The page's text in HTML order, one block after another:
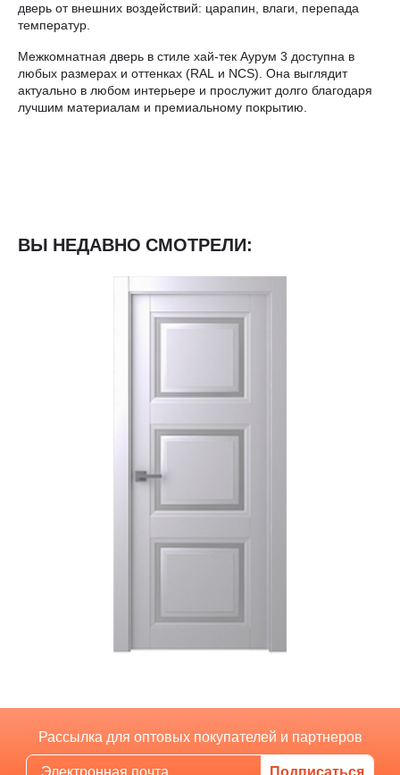
дверь от внешних воздействий: царапин, влаги, перепада
температур.
Межкомнатная дверь в стиле хай-тек Аурум 3 доступна в
любых размерах и оттенках (RAL и NCS). Она выглядит
актуально в любом интерьере и прослужит долго благодаря
лучшим материалам и премиальному покрытию.
ВЫ НЕДАВНО СМОТРЕЛИ:
Рассылка для оптовых покупателей и партнеров